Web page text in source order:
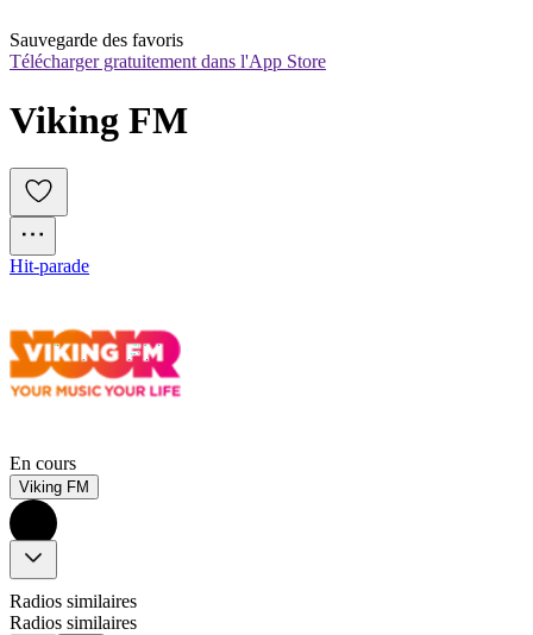
Sauvegarde des favoris
Télécharger gratuitement dans l'App Store
Viking FM
Hit-parade
En cours
Viking FM
Radios similaires
Radios similaires